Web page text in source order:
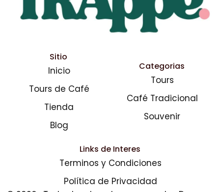
Sitio
Inicio
Tours de Café
Tienda
Blog
Categorias
Tours
Café Tradicional
Souvenir
Links de Interes
Terminos y Condiciones
Política de Privacidad